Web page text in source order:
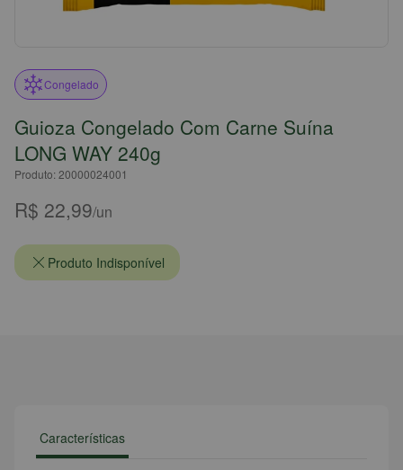
Congelado
Guioza Congelado Com Carne Suína
LONG WAY 240g
Produto: 20000024001
R$ 22,99/un
Produto Indisponível
Características